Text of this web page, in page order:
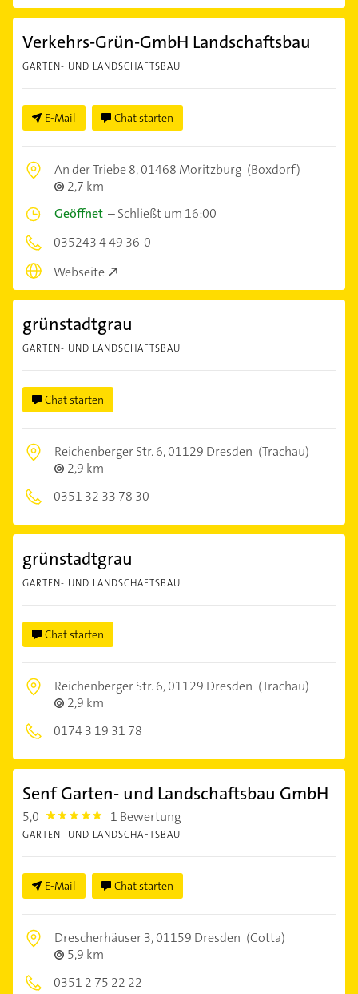
Verkehrs-Grün-GmbH Landschaftsbau
GARTEN- UND LANDSCHAFTSBAU
E-Mail Chat starten
An der Triebe 8,01468 Moritzburg (Boxdorf)
2,7 km
Geöffnet –Schließt um 16:00
035243 4 49 36-0
Webseite
grünstadtgrau
GARTEN- UND LANDSCHAFTSBAU
Chat starten
Reichenberger Str. 6,01129 Dresden (Trachau)
2,9 km
0351 32 33 78 30
grünstadtgrau
GARTEN- UND LANDSCHAFTSBAU
Chat starten
Reichenberger Str. 6,01129 Dresden (Trachau)
2,9 km
0174 3 19 31 78
Senf Garten- und Landschaftsbau GmbH
5,0 5.0 1 Bewertung
GARTEN- UND LANDSCHAFTSBAU
E-Mail Chat starten
Drescherhäuser 3,01159 Dresden (Cotta)
5,9 km
0351 2 75 22 22